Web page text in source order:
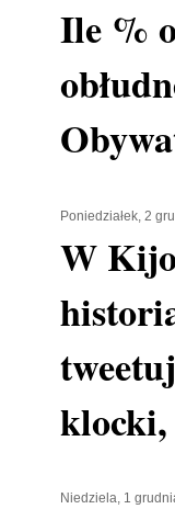
Ile %
Poniedziałek, 2
W
Niedziela, 1